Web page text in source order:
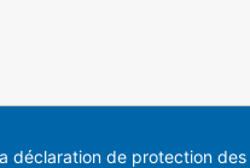
déclaration de protection